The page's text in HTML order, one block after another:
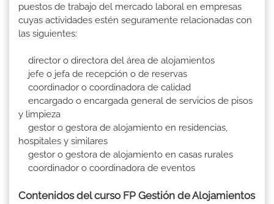
puestos de trabajo del mercado laboral en empresas
cuyas actividades estén seguramente relacionadas con
las siguientes:
director o directora del área de alojamientos
jefe o jefa de recepción o de reservas
coordinador o coordinadora de calidad
encargado o encargada general de servicios de pisos
y limpieza
gestor o gestora de alojamiento en residencias,
hospitales y similares
gestor o gestora de alojamiento en casas rurales
coordinador o coordinadora de eventos
Contenidos del curso FP Gestión de Alojamientos